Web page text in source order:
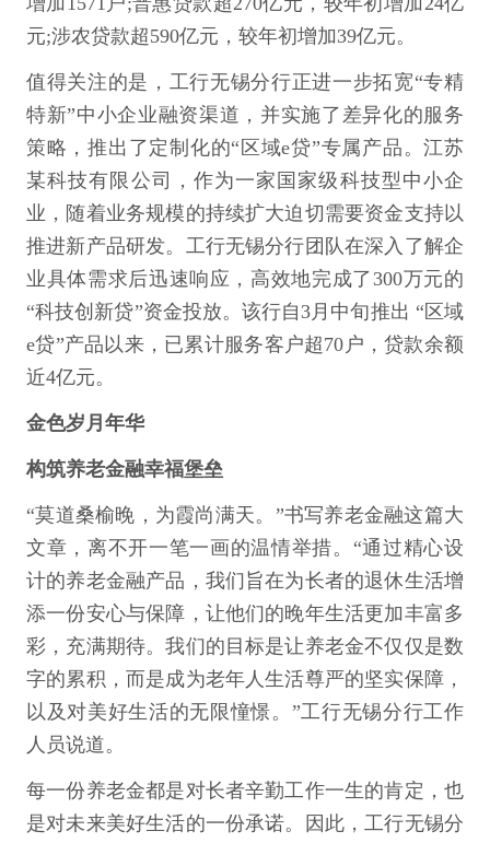
元;涉农贷款超590亿元，较年初增加39亿元。
值得关注的是，工行无锡分行正进一步拓宽“专精
特新”中小企业融资渠道，并实施了差异化的服务
策略，推出了定制化的“区域e贷”专属产品。江苏
某科技有限公司，作为一家国家级科技型中小企
业，随着业务规模的持续扩大迫切需要资金支持以
推进新产品研发。工行无锡分行团队在深入了解企
业具体需求后迅速响应，高效地完成了300万元的
“科技创新贷”资金投放。该行自3月中旬推出 “区域
e贷”产品以来，已累计服务客户超70户，贷款余额
近4亿元。
金色岁月年华
构筑养老金融幸福堡垒
“莫道桑榆晚，为霞尚满天。”书写养老金融这篇大
文章，离不开一笔一画的温情举措。“通过精心设
计的养老金融产品，我们旨在为长者的退休生活增
添一份安心与保障，让他们的晚年生活更加丰富多
彩，充满期待。我们的目标是让养老金不仅仅是数
字的累积，而是成为老年人生活尊严的坚实保障，
以及对美好生活的无限憧憬。”工行无锡分行工作
人员说道。
每一份养老金都是对长者辛勤工作一生的肯定，也
是对未来美好生活的一份承诺。因此，工行无锡分